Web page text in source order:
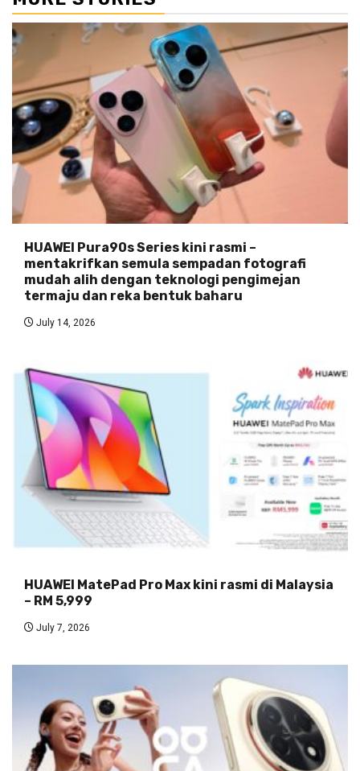
HUAWEI Pura90s Series kini rasmi –
mentakrifkan semula sempadan fotografi
mudah alih dengan teknologi pengimejan
termaju dan reka bentuk baharu
July 14, 2026
HUAWEI MatePad Pro Max kini rasmi di Malaysia
– RM 5,999
July 7, 2026